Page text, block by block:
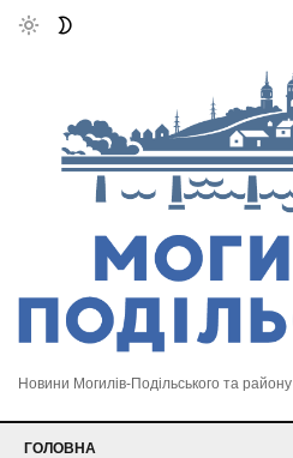
Новини Могилів-Подільського та району
ГОЛОВНА